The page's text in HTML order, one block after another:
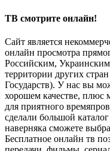
ТВ смотрите онлайн!
Сайт является
онлайн просмотра
Российским,
территории других
Государств). У нас вы
хорошем качестве, плюс
для приятного
сделали большой
наверняка сможете
Бесплатное онлайн тв